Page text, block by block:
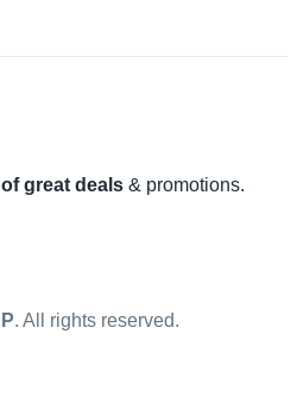
great deals & promotions.
. All rights reserved.